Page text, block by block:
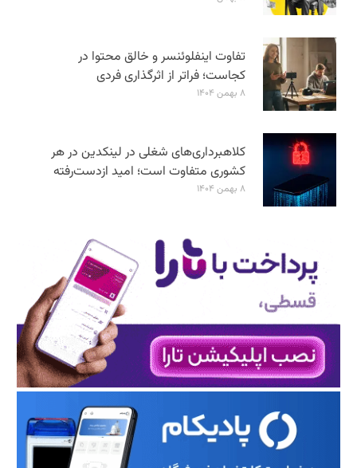
تفاوت اینفلوئنسر و خالق محتوا در
کجاست؛ فراتر از اثرگذاری فردی
۸ بهمن ۱۴۰۴
کلاهبرداری‌های شغلی در لینکدین در هر
کشوری متفاوت است؛ امید ازدست‌رفته
۸ بهمن ۱۴۰۴